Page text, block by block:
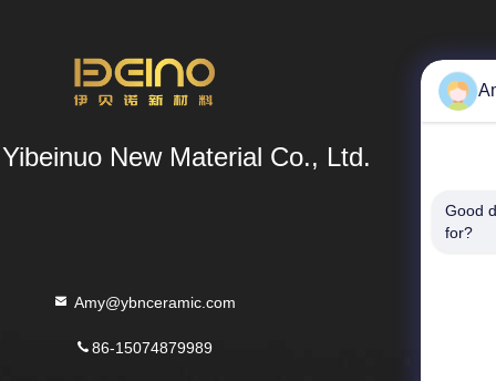
New Material Co., Ltd.
Amy@ybnceramic.com
86-15074879989
Good
for?